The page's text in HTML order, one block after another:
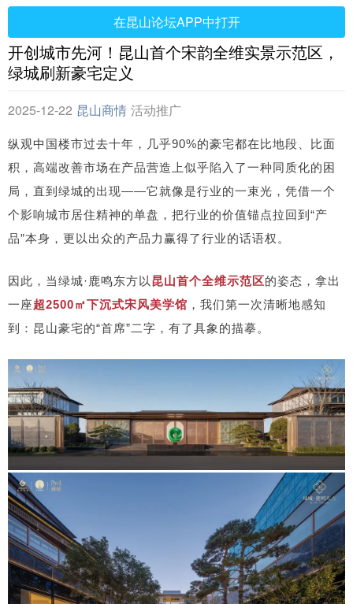
在昆山论坛APP中打开
开创城市先河！昆山首个宋韵全维实景示范区，
绿城刷新豪宅定义
2025-12-22 昆山商情 活动推广
纵观中国楼市过去十年，几乎90%的豪宅都在比地段、比面
积，高端改善市场在产品营造上似乎陷入了一种同质化的困
局，直到绿城的出现——它就像是行业的一束光，凭借一个
个影响城市居住精神的单盘，把行业的价值锚点拉回到“产
品”本身，更以出众的产品力赢得了行业的话语权。
因此，当绿城·鹿鸣东方以 昆山首个全维示范区的姿态，拿出
一座超2500㎡下沉式宋风美学馆 ，我们第一次清晰地感知
到：昆山豪宅的“首席”二字，有了具象的描摹。